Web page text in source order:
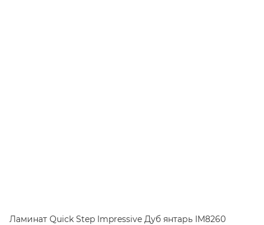
Ламинат Quick Step Impressive Дуб янтарь IM8260